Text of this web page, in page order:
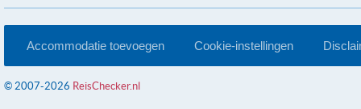
Accommodatie toevoegen Cookie-instellingen
© 2007-2026 ReisChecker.nl